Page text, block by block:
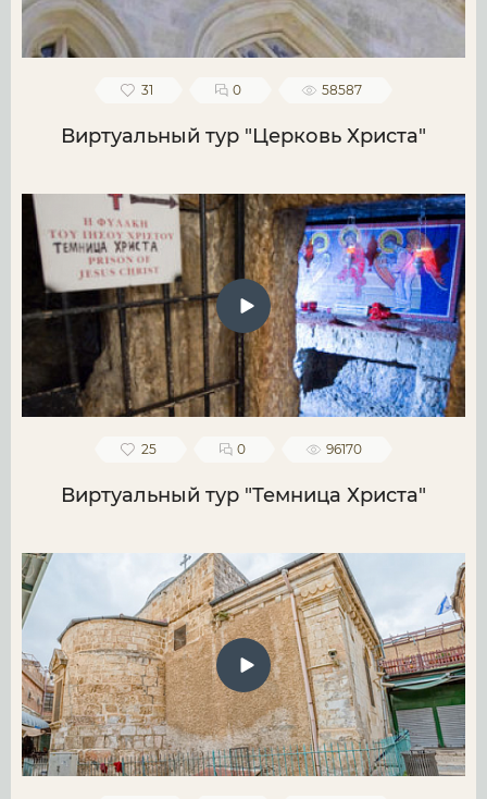
31 0 58587
Виртуальный тур "Церковь Христа"
25 0 96170
Виртуальный тур "Темница Христа"